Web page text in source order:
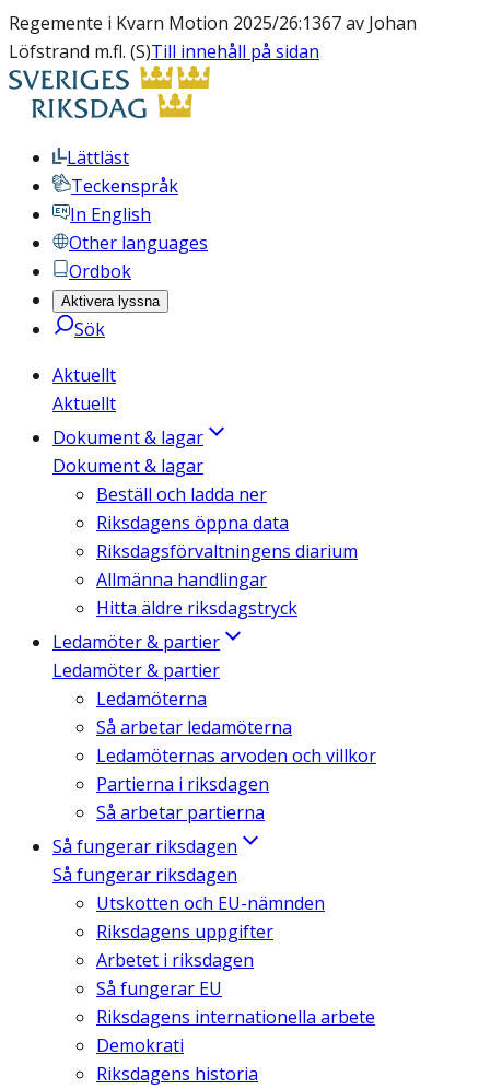
Regemente i Kvarn Motion 2025/26:1367 av Johan
Löfstrand m.fl. (S)Till innehåll på sidan
Lättläst
Teckenspråk
In English
Other languages
Ordbok
Aktivera lyssna
Sök
Aktuellt
Aktuellt
Dokument & lagar
Dokument & lagar
Beställ och ladda ner
Riksdagens öppna data
Riksdagsförvaltningens diarium
Allmänna handlingar
Hitta äldre riksdagstryck
Ledamöter & partier
Ledamöter & partier
Ledamöterna
Så arbetar ledamöterna
Ledamöternas arvoden och villkor
Partierna i riksdagen
Så arbetar partierna
Så fungerar riksdagen
Så fungerar riksdagen
Utskotten och EU-nämnden
Riksdagens uppgifter
Arbetet i riksdagen
Så fungerar EU
Riksdagens internationella arbete
Demokrati
Riksdagens historia